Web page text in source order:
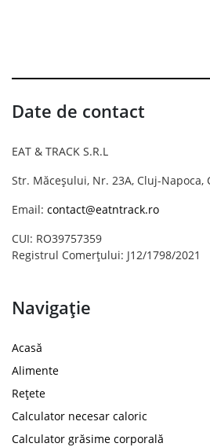
Date de contact
EAT & TRACK S.R.L
Str. Măceșului, Nr. 23A, Cluj-Napoca,
Email: contact@eatntrack.ro
CUI: RO39757359
Registrul Comerțului: J12/1798/2021
Navigație
Acasă
Alimente
Rețete
Calculator necesar caloric
Calculator grăsime corporală